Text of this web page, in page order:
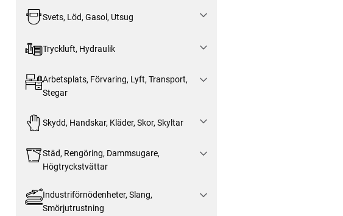
Svets, Löd, Gasol, Utsug
Tryckluft, Hydraulik
Arbetsplats, Förvaring, Lyft, Transport,
Stegar
Skydd, Handskar, Kläder, Skor, Skyltar
Städ, Rengöring, Dammsugare,
Högtryckstvättar
Industriförnödenheter, Slang,
Smörjutrustning